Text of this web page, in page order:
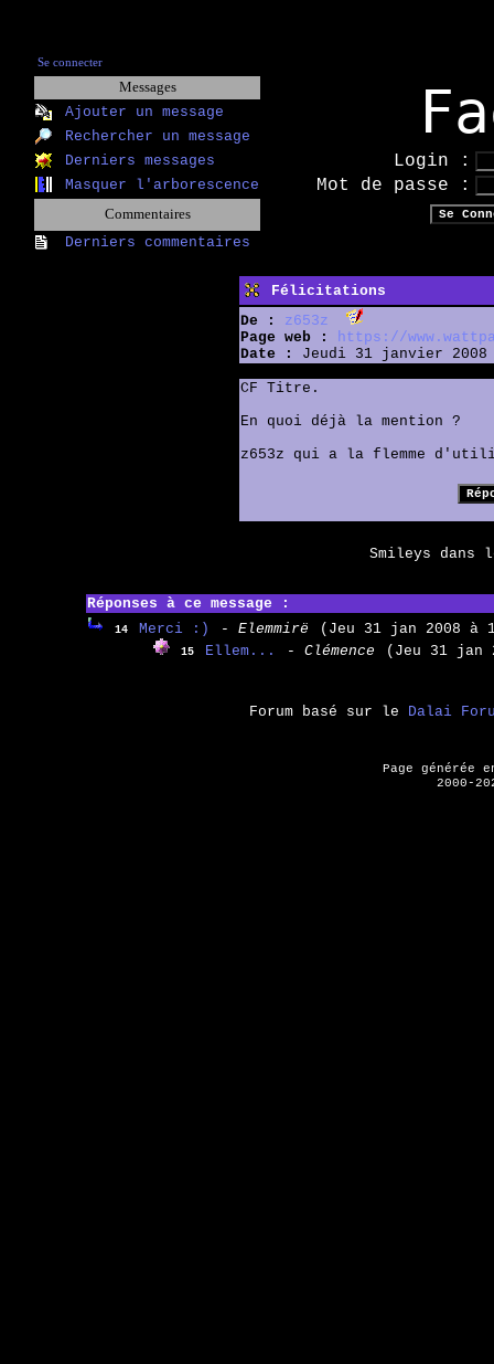
Se connecter
Messages
Ajouter un message
Rechercher un message
Derniers messages
Login :
Masquer l'arborescence Mot de passe :
Commentaires
Derniers commentaires
Félicitations
De :
z653z
Page web :
https://
Date :
Jeudi 31 janvier 2008
CF Titre.
En quoi déjà la mention ?
z653z qui a la flemme
Smileys dans
Réponses à ce message :
14 Merci :) - Elemmirë (Jeu 31 jan 2008 à
15 Ellem... - Clémence (Jeu 31 jan
Forum basé sur le Dalai
Page générée
2000-